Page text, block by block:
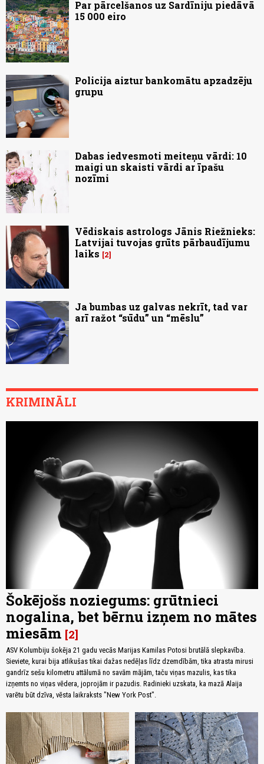
Par pārcelšanos uz Sardīniju piedāvā
15 000 eiro
Policija aiztur bankomātu apzadzēju
grupu
Dabas iedvesmoti meiteņu vārdi: 10
maigi un skaisti vārdi ar īpašu
nozīmi
Vēdiskais astrologs Jānis Riežnieks:
Latvijai tuvojas grūts pārbaudījumu
laiks
2
Ja bumbas uz galvas nekrīt, tad var
arī ražot “sūdu” un “mēslu”
KRIMINĀLI
Šokējošs noziegums: grūtnieci
nogalina, bet bērnu izņem no mātes
miesām 2
ASV Kolumbiju šokēja 21 gadu vecās Marijas Kamilas Potosi brutālā slepkavība.
Sieviete, kurai bija atlikušas tikai dažas nedēļas līdz dzemdībām, tika atrasta mirusi
gandrīz sešu kilometru attālumā no savām mājām, taču viņas mazulis, kas tika
izņemts no viņas vēdera, joprojām ir pazudis. Radinieki uzskata, ka mazā Alaija
varētu būt dzīva, vēsta laikraksts "New York Post".